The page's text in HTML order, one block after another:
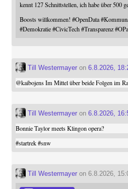
kennt 127 Schnittstellen, ich habe über 500
Boosts willkommen! #OpenData #
#Demokratie #CivicTech #Transparenz #
Till Westermayeron 6.8.2026,
@kaibojensIm Mittel über beide Folgen im
Till Westermayeron 6.8.2026,
Bonnie Taylor meets Klingon opera?
#startrek #snw
Till Westermayeron 6.8.2026,